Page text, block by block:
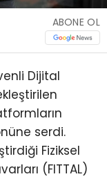
ABONE OL
Dijital
serdi.
Fiziksel
(FITTAL)